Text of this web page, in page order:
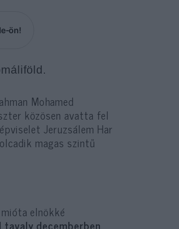
ön!
Mohamed
közösen avatta fel
Jeruzsálem Har
magas szintű
elnökké
tavaly decemberben